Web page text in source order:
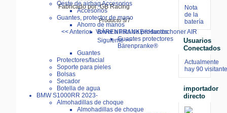
Oeste de airbag Accesorios
Accesorios
Guantes, protector de mano
Ahorro de manos
BÄRENPRANKE®Handschoner AIR
Guantes protectores
Bärenpranke®
Guantes
Protectores/facial
Soporte para pieles
Bolsas
Secador
Botella de agua
BMW S1000RR 2023-
Almohadillas de choque
Almohadillas de choque
Fabricado por: GB Racing
Producto 5/7
<< Anterior Volver a lista de productos
Siguiente >>
Nota
de la
batería
Usuarios
Conectados
Actualmente
hay 90
importador
directo